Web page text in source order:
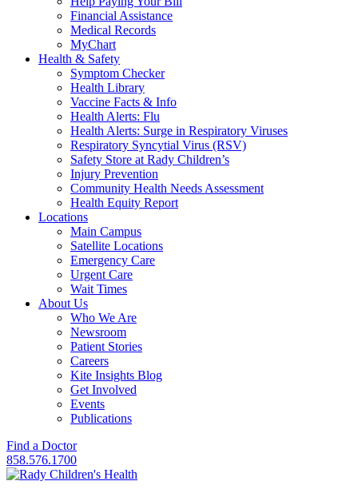
Financial Assistance
Medical Records
MyChart
Health & Safety
Symptom Checker
Health Library
Vaccine Facts & Info
Health Alerts: Flu
Health Alerts: Surge in Respiratory Viruses
Respiratory Syncytial Virus (RSV)
Safety Store at Rady Children’s
Injury Prevention
Community Health Needs Assessment
Health Equity Report
Locations
Main Campus
Satellite Locations
Emergency Care
Urgent Care
Wait Times
About Us
Who We Are
Newsroom
Patient Stories
Careers
Kite Insights Blog
Get Involved
Events
Publications
Find a Doctor
858.576.1700